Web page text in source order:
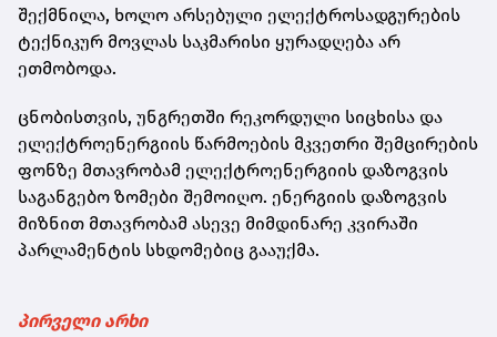
შექმნილა, ხოლო არსებული ელექტროსადგურების
ტექნიკურ მოვლას საკმარისი ყურადღება არ
ეთმობოდა.
ცნობისთვის, უნგრეთში რეკორდული სიცხისა და
ელექტროენერგიის წარმოების მკვეთრი შემცირების
ფონზე მთავრობამ ელექტროენერგიის დაზოგვის
საგანგებო ზომები შემოიღო. ენერგიის დაზოგვის
მიზნით მთავრობამ ასევე მიმდინარე კვირაში
პარლამენტის სხდომებიც გააუქმა.
პირველი არხი